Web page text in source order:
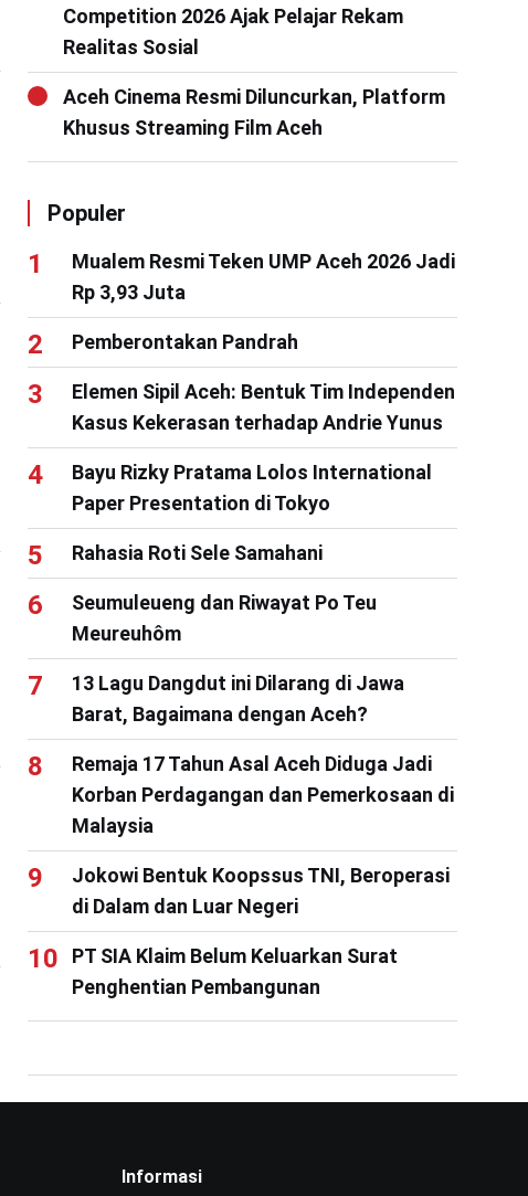
Competition 2026 Ajak Pelajar Rekam
Realitas Sosial
Aceh Cinema Resmi Diluncurkan, Platform
Khusus Streaming Film Aceh
Populer
Mualem Resmi Teken UMP Aceh 2026 Jadi
Rp 3,93 Juta
Pemberontakan Pandrah
Elemen Sipil Aceh: Bentuk Tim Independen
Kasus Kekerasan terhadap Andrie Yunus
Bayu Rizky Pratama Lolos International
Paper Presentation di Tokyo
Rahasia Roti Sele Samahani
Seumuleueng dan Riwayat Po Teu
Meureuhôm
13 Lagu Dangdut ini Dilarang di Jawa
Barat, Bagaimana dengan Aceh?
Remaja 17 Tahun Asal Aceh Diduga Jadi
Korban Perdagangan dan Pemerkosaan di
Malaysia
Jokowi Bentuk Koopssus TNI, Beroperasi
di Dalam dan Luar Negeri
PT SIA Klaim Belum Keluarkan Surat
Penghentian Pembangunan
Informasi